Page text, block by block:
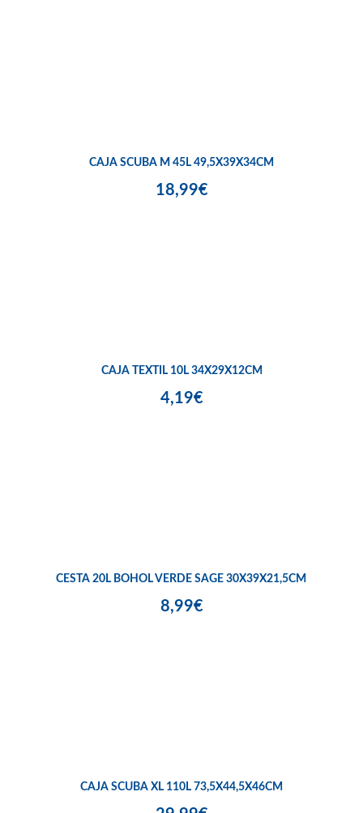
CAJA SCUBA M 45L 49,5X39X34CM
18,99€
CAJA TEXTIL 10L 34X29X12CM
4,19€
CESTA 20L BOHOL VERDE SAGE 30X39X21,5CM
8,99€
CAJA SCUBA XL 110L 73,5X44,5X46CM